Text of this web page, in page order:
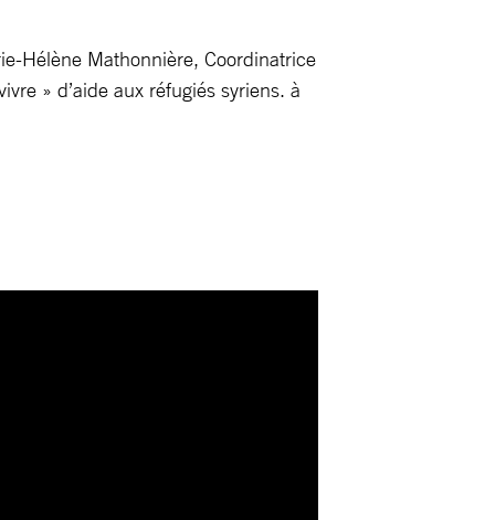
Hélène Mathonnière, Coordinatrice
» d’aide aux réfugiés syriens. à